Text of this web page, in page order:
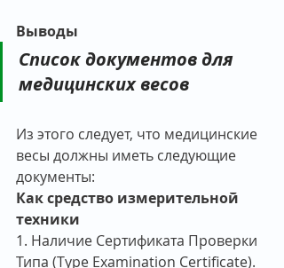
Выводы
Список документов для
медицинских весов
Из этого следует, что медицинские
весы должны иметь следующие
документы:
Как средство измерительной
техники
1. Наличие Сертификата Проверки
Типа (Type Examination Certificate).